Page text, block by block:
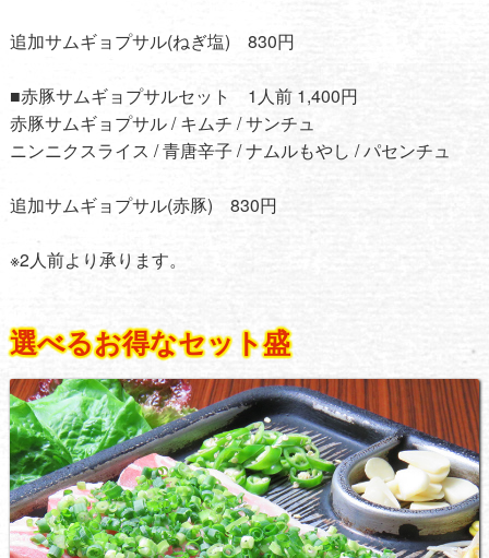
追加サムギョプサル(ねぎ塩) 830円
■赤豚サムギョプサルセット 1人前 1,400円
赤豚サムギョプサル / キムチ / サンチュ
ニンニクスライス / 青唐辛子 / ナムルもやし / パセンチュ
追加サムギョプサル(赤豚) 830円
※2人前より承ります。
選べるお得なセット盛